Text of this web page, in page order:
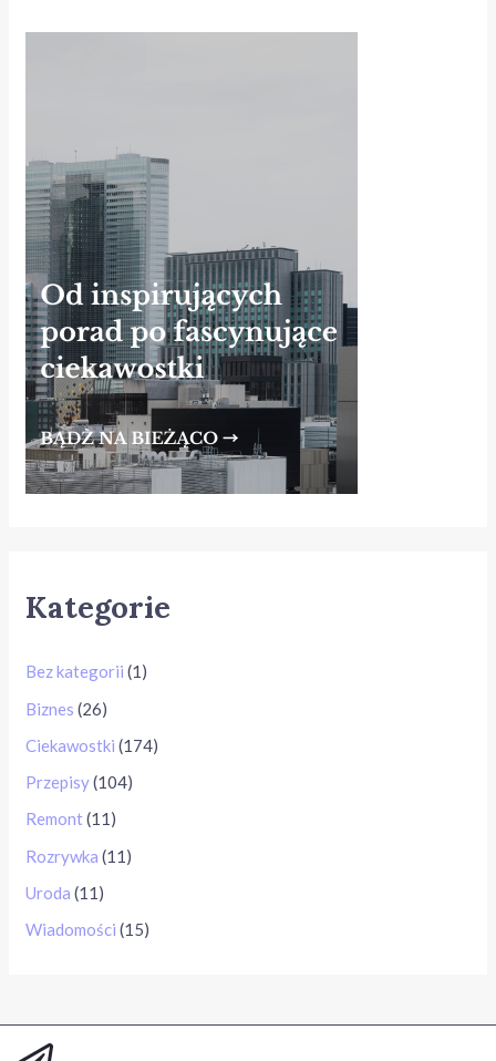
Kategorie
Bez kategorii (1)
Biznes (26)
Ciekawostki (174)
Przepisy(104)
Remont (11)
Rozrywka (11)
Uroda (11)
Wiadomości (15)